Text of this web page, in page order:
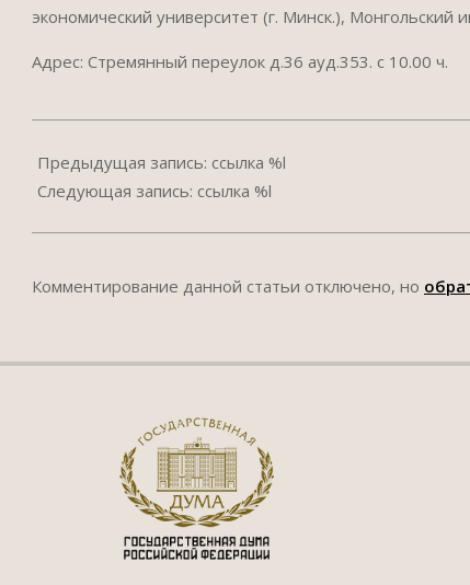
экономический университет (г. Минск.), Монгольский
Адрес: Стремянный переулок д.36 ауд.353. с 10.00 ч.
04-
13
Предыдущая запись: ссылка %l
Следующая запись: ссылка %l
Комментирование данной статьи отключено, но